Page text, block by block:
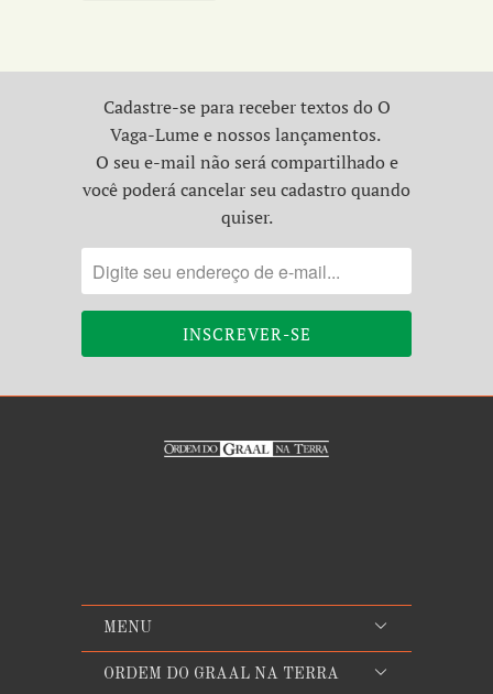
Cadastre-se para receber textos do O
Vaga-Lume e nossos lançamentos.
O seu e-mail não será compartilhado e
você poderá cancelar seu cadastro quando
quiser.
MENU
ORDEM DO GRAAL NA TERRA